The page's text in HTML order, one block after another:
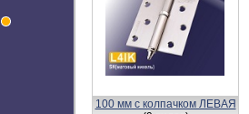
100 мм с колпачком ЛЕВАЯ